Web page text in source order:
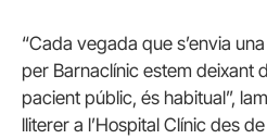
“Cada vegada que s’envia
per Barnaclínic estem deixant
pacient públic, és habitual”,
lliterer a l’Hospital Clínic des